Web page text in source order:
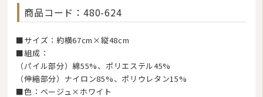
商品コード：480-624
■サイズ：約横67cm×縦48cm
■組成：
（パイル部分）綿55%、ポリエステル45%
（伸縮部分）ナイロン85%、ポリウレタン15%
■色：ベージュ×ホワイト
和ふとんの打ち直し・リフォーム
布団丸洗い（クリーニング）
特集